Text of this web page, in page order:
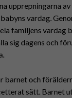
upprepningarna
vardag.
familjens vardag
sig dagens och
barnet och
sätt. Barnet